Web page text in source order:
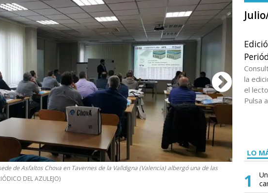
de Asfaltos Chova en Tavernes de la Valldigna (Valencia) albergó una de las
DEL AZULEJO)
AZULEJO)
la
el
Pulsa
LO
1